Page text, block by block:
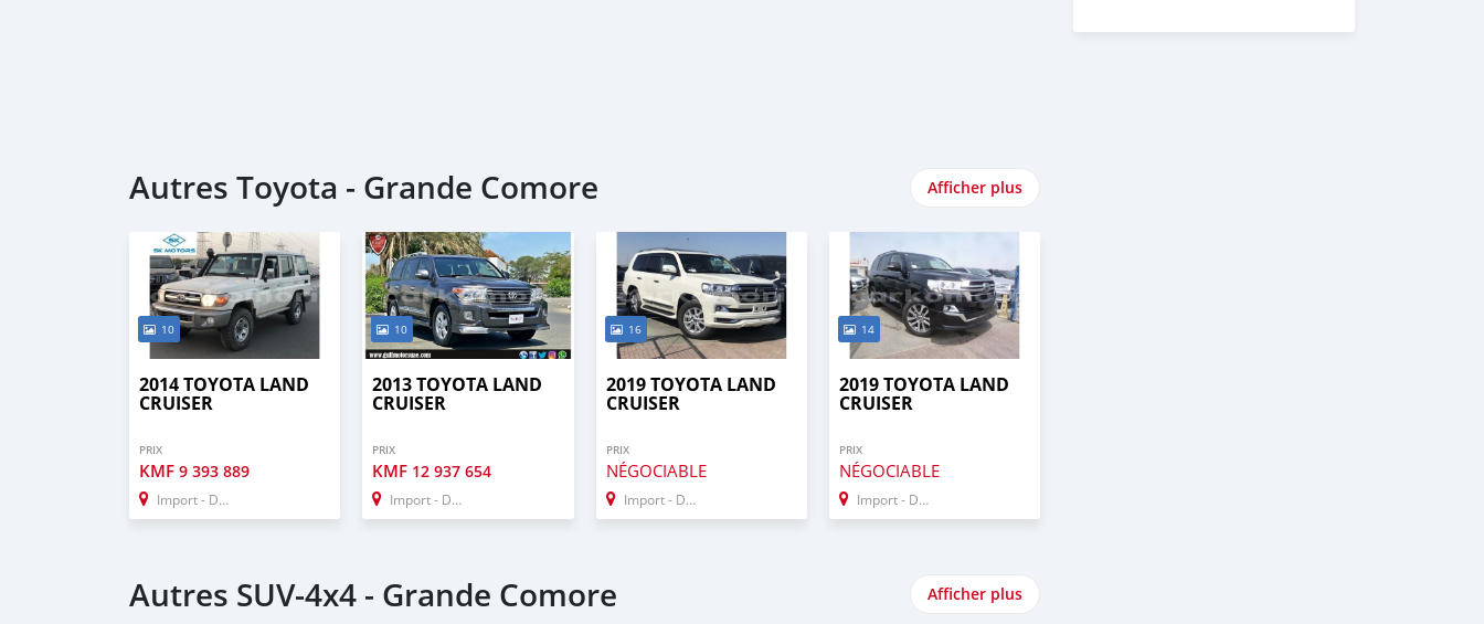
Autres Toyota - Grande Comore Afficher plus
10
2014 TOYOTA LAND
CRUISER
PRIX
KMF 9 393 889
Import - Dubai
10
2013 TOYOTA LAND
CRUISER
PRIX
KMF 12 937 654
Import - Dubai
16
2019 TOYOTA LAND
CRUISER
PRIX
NÉGOCIABLE
Import - Dubai
14
2019 TOYOTA LAND
CRUISER
PRIX
NÉGOCIABLE
Import - Dubai
Autres SUV‒4x4 - Grande Comore Afficher plus